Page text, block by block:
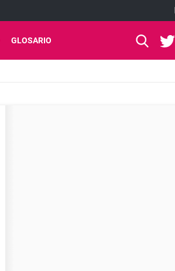
GLOSARIO